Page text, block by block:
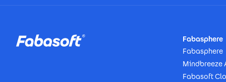
Fabasphere
Fabasphere
Mindbreeze
Fabasoft